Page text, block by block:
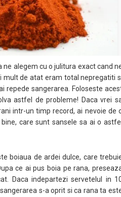
ne alegem cu o julitura exact cand
mult de atat eram total nepregatiti
repede sangerarea. Foloseste
astfel de probleme! Daca vrei
intr-un timp record, ai nevoie de
care sunt sansele sa ai o
boiaua de ardei dulce, care
ce ai pus boia pe rana,
Daca indepartezi servetelul in
s-a oprit si ca rana ta